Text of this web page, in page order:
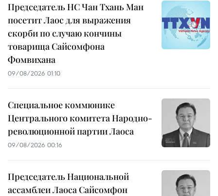
Председатель НС Чан Тхань Ман
посетит Лаос для выражения
скорби по случаю кончины
товарища Сайсомфона
Фомвихана
09/08/2026 01:10
Специальное коммюнике
Центрального комитета Народно-
революционной партии Лаоса
09/08/2026 00:16
Председатель Национальной
ассамблеи Лаоса Сайсомфон